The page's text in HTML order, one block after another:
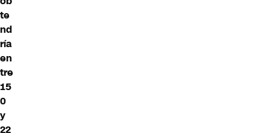
te
nd
ría
en
tre
15
0
y
22